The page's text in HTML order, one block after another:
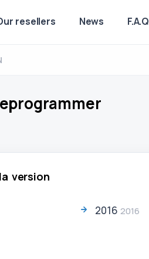
resellers News F.A.Q
version
20162016